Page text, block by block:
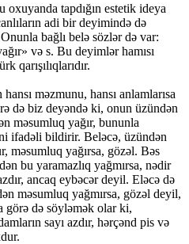
tapdığın estetik ideya
adi bir deyimində də
bağlı belə sözlər də var:
və s. Bu deyimlər hamısı
qarışılıqlarıdır.
məzmunu, hansı anlamlarısa
də biz deyəndə ki, onun üzündən
məsumluq yağır, bununla
ifadəli bildirir. Beləcə, üzündən
məsumluq yağırsa, gözəl. Bəs
bu yaramazlıq yağmırsa, nədir
ancaq eybəcər deyil. Eləcə də
məsumluq yağmırsa, gözəl deyil,
görə də söyləmək olar ki,
sayı azdır, hərçənd pis və